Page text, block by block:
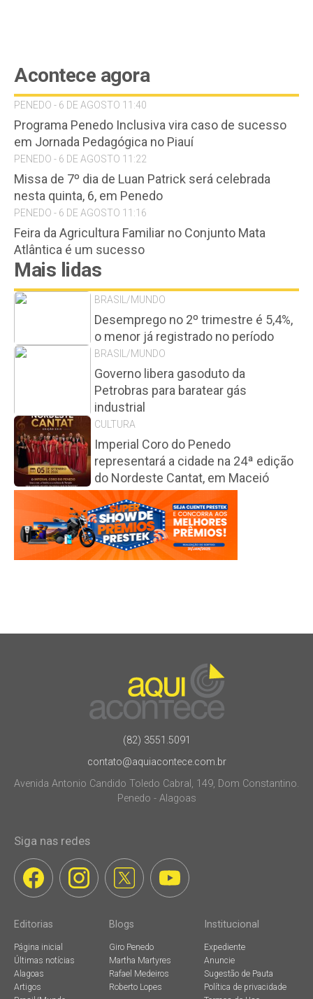
Acontece agora
PENEDO - 6 DE AGOSTO 11:40
Programa Penedo Inclusiva vira caso de sucesso
em Jornada Pedagógica no Piauí
PENEDO - 6 DE AGOSTO 11:22
Missa de 7º dia de Luan Patrick será celebrada
nesta quinta, 6, em Penedo
PENEDO - 6 DE AGOSTO 11:16
Feira da Agricultura Familiar no Conjunto Mata
Atlântica é um sucesso
Mais lidas
BRASIL/MUNDO
Desemprego no 2º trimestre é 5,4%,
o menor já registrado no período
BRASIL/MUNDO
Governo libera gasoduto da
Petrobras para baratear gás
industrial
CULTURA
Imperial Coro do Penedo
representará a cidade na 24ª edição
do Nordeste Cantat, em Maceió
(82) 3551.5091
contato@aquiacontece.com.br
Avenida Antonio Candido Toledo Cabral, 149, Dom Constantino.
Penedo - Alagoas
Siga nas redes
Editorias
Página inicial
Últimas notícias
Alagoas
Artigos
Blogs
Giro Penedo
Martha Martyres
Rafael Medeiros
Roberto Lopes
Institucional
Expediente
Anuncie
Sugestão de Pauta
Política de privacidade